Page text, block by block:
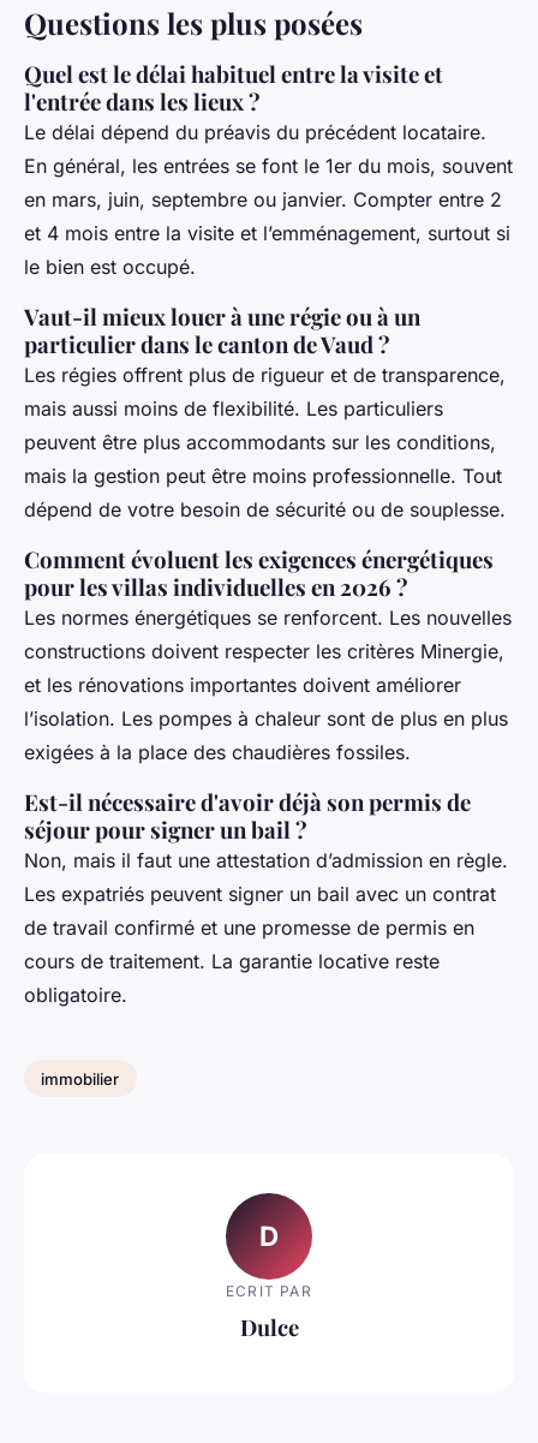
Questions les plus posées
Quel est le délai habituel entre la visite et
l'entrée dans les lieux ?
Le délai dépend du préavis du précédent locataire.
En général, les entrées se font le 1er du mois, souvent
en mars, juin, septembre ou janvier. Compter entre 2
et 4 mois entre la visite et l’emménagement, surtout si
le bien est occupé.
Vaut-il mieux louer à une régie ou à un
particulier dans le canton de Vaud ?
Les régies offrent plus de rigueur et de transparence,
mais aussi moins de flexibilité. Les particuliers
peuvent être plus accommodants sur les conditions,
mais la gestion peut être moins professionnelle. Tout
dépend de votre besoin de sécurité ou de souplesse.
Comment évoluent les exigences énergétiques
pour les villas individuelles en 2026 ?
Les normes énergétiques se renforcent. Les nouvelles
constructions doivent respecter les critères Minergie,
et les rénovations importantes doivent améliorer
l’isolation. Les pompes à chaleur sont de plus en plus
exigées à la place des chaudières fossiles.
Est-il nécessaire d'avoir déjà son permis de
séjour pour signer un bail ?
Non, mais il faut une attestation d’admission en règle.
Les expatriés peuvent signer un bail avec un contrat
de travail confirmé et une promesse de permis en
cours de traitement. La garantie locative reste
obligatoire.
immobilier
D
ECRIT PAR
Dulce